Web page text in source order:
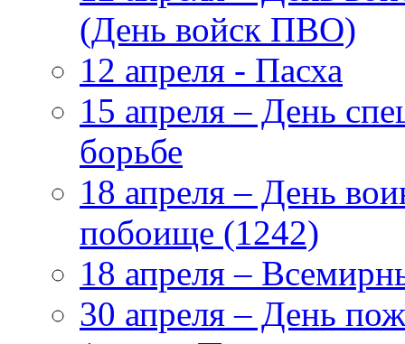
(День войск ПВО)
12 апреля - Пасха
15 апреля – День
борьбе
18 апреля – День
побоище (1242)
18 апреля –
30 апреля – День